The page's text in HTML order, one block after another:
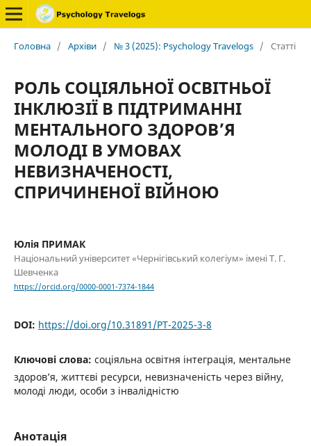
Головна / Архіви / № 3 (2025): Psychology Travelogs / Статті
РОЛЬ СОЦІЯЛЬНОЇ ОСВІТНЬОЇ
ІНКЛЮЗІЇ В ПІДТРИМАННІ
МЕНТАЛЬНОГО ЗДОРОВ’Я
МОЛОДІ В УМОВАХ
НЕВИЗНАЧЕНОСТІ,
СПРИЧИНЕНОЇ ВІЙНОЮ
Юлія ПРИМАК
Національний університет «Чернігівський колегіум» імені Т. Г.
Шевченка
https://orcid.org/0000-0001-7374-1844
DOI: https://doi.org/10.31891/PT-2025-3-8
Ключові слова: соціяльна освітня інтеграція, ментальне
здоров’я, життєві ресурси, невизначеність через війну,
молоді люди, особи з інвалідністю
Анотація